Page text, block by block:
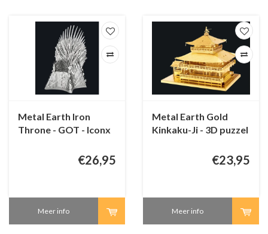
Metal Earth Iron
Throne - GOT - Iconx
€26,95
Meer info
Metal Earth Gold
Kinkaku-Ji - 3D puzzel
€23,95
Meer info